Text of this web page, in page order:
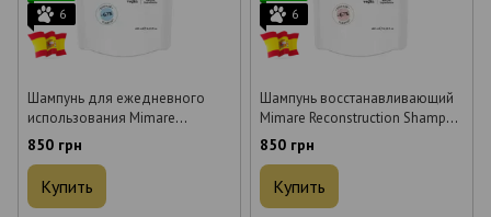
6
Шампунь для ежедневного
использования Mimare
Frequent Use Shampoo 480 мл
850 грн
Купить
6
Шампунь восстанавливающий
Mimare Reconstruction Shampoo
480 мл
850 грн
Купить